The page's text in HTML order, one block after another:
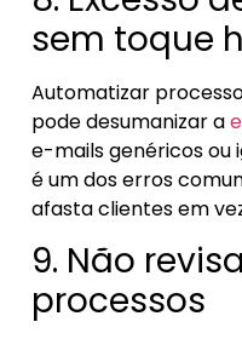
sem toque
Automatizar
pode desumanizar a
e-mails genéricos ou
é um dos erros
afasta clientes em
9. Não
processos